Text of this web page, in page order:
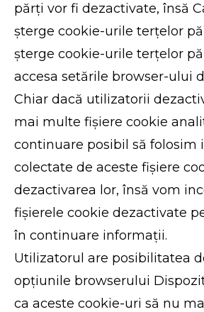
părți vor fi dezactivate, însă
șterge cookie-urile terțelor
șterge cookie-urile terțelor
accesa setările browser-ului
Chiar dacă utilizatorii
mai multe fișiere cookie
continuare posibil să folosim
colectate de aceste fișiere
dezactivarea lor, însă vom
fișierele cookie dezactivate
în continuare informații.
Utilizatorul are posibilitatea
opțiunile browserului
ca aceste cookie-uri să nu